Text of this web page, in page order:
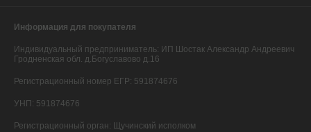
Информация для покупателя
Индивидуальный предприниматель: ИП Шостак Александр Андреевич
Гродненская обл. д.Богуславово д.16
Регистрационный номер ЕГР: 591874676
УНП: 591874676
Регистрационный орган: Щучинский исполком